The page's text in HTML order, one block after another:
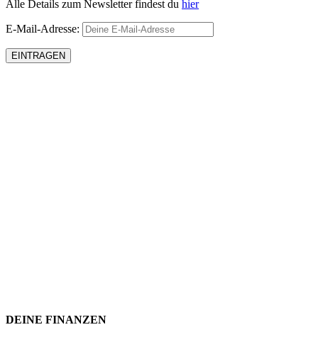
Alle Details zum Newsletter findest du hier
E-Mail-Adresse:
DEINE FINANZEN